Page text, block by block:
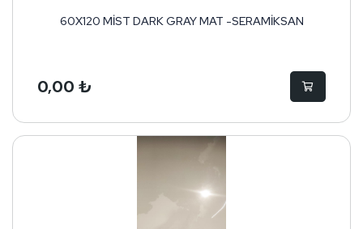
60X120 MİST DARK GRAY MAT -SERAMİKSAN
0,00 ₺